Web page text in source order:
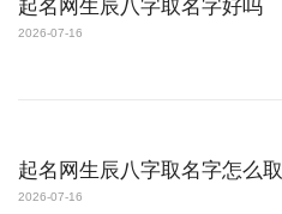
起名网生辰八字取名字好吗
2026-07-16
起名网生辰八字取名字怎么取
2026-07-16